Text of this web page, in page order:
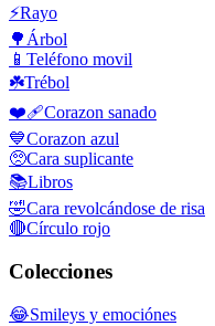
⚡Rayo
🌳 Árbol
📱 Teléfono movil
☘️Trébol
❤️‍🩹Corazon sanado
💙Corazon azul
🥺Cara suplicante
📚Libros
🤣Cara revolcándose de risa
🔴Círculo rojo
Colecciones
😂Smileys y emociónes